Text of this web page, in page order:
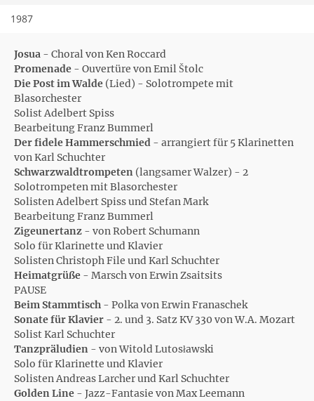
1987
Josua - Choral von Ken Roccard
Promenade - Ouvertüre von Emil Štolc
Die Post im Walde (Lied) - Solotrompete mit
Blasorchester
Solist Adelbert Spiss
Bearbeitung Franz Bummerl
Der fidele Hammerschmied - arrangiert für 5 Klarinetten
von Karl Schuchter
Schwarzwaldtrompeten (langsamer Walzer) - 2
Solotrompeten mit Blasorchester
Solisten Adelbert Spiss und Stefan Mark
Bearbeitung Franz Bummerl
Zigeunertanz - von Robert Schumann
Solo für Klarinette und Klavier
Solisten Christoph File und Karl Schuchter
Heimatgrüße - Marsch von Erwin Zsaitsits
PAUSE
Beim Stammtisch - Polka von Erwin Franaschek
Sonate für Klavier - 2. und 3. Satz KV 330 von W.A. Mozart
Solist Karl Schuchter
Tanzpräludien - von Witold Lutosławski
Solo für Klarinette und Klavier
Solisten Andreas Larcher und Karl Schuchter
Golden Line - Jazz-Fantasie von Max Leemann